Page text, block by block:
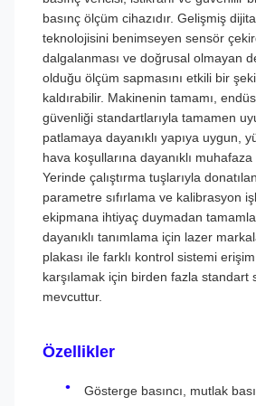
basınç ölçüm cihazıdır. Gelişmiş
teknolojisini benimseyen sensör
dalgalanması ve doğrusal olmayan
olduğu ölçüm sapmasını etkili bir
kaldırabilir. Makinenin tamamı,
güvenliği standartlarıyla tamamen
patlamaya dayanıklı yapıya uygun,
hava koşullarına dayanıklı muhafaza
Yerinde çalıştırma tuşlarıyla
parametre sıfırlama ve kalibrasyon
ekipmana ihtiyaç duymadan
dayanıklı tanımlama için lazer
plakası ile farklı kontrol sistemi
karşılamak için birden fazla standart
mevcuttur.
Özellikler
Gösterge basıncı, mutlak